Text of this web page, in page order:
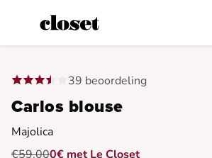
39 beoordeling
Carlos blouse
Majolica
€59,000€ met Le Closet